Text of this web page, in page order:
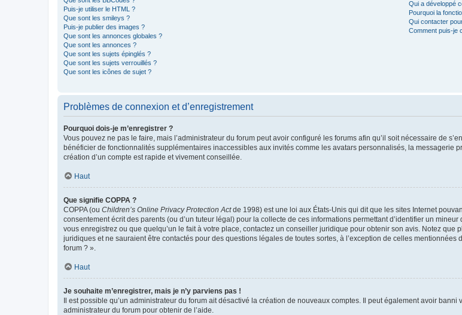
Puis-je utiliser le HTML ?
Que sont les smileys ?
Puis-je publier des images ?
Que sont les annonces globales ?
Que sont les annonces ?
Que sont les sujets épinglés ?
Que sont les sujets verrouillés ?
Que sont les icônes de sujet ?
Qui a développé
Pourquoi la
Qui contacter
Comment puis-je
Problèmes de connexion et d’enregistrement
Pourquoi dois-je m’enregistrer ?
Vous pouvez ne pas le faire, mais l’administrateur du forum peut avoir configuré les forums afin qu’il soit nécessaire de
bénéficier de fonctionnalités supplémentaires inaccessibles aux invités comme les avatars personnalisés, la messagerie
création d’un compte est rapide et vivement conseillée.
Haut
Que signifie COPPA ?
COPPA (ou Children’s Online Privacy Protection Actde 1998) est une loi aux États-Unis qui dit que les sites Internet
consentement écrit des parents (ou d’un tuteur légal) pour la collecte de ces informations permettant d’identifier un
vous enregistrez ou que quelqu’un le fait à votre place, contactez un conseiller juridique pour obtenir son avis. Notez
juridiques et ne sauraient être contactés pour des questions légales de toutes sortes, à l’exception de celles
forum ? ».
Haut
Je souhaite m’enregistrer, mais je n’y parviens pas !
Il est possible qu’un administrateur du forum ait désactivé la création de nouveaux comptes. Il peut également avoir
administrateur du forum pour obtenir de l’aide.